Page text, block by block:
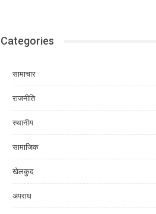
Categories
सामाचार
राजनीति
स्थानीय
सामाजिक
खेलकुद
अपराध